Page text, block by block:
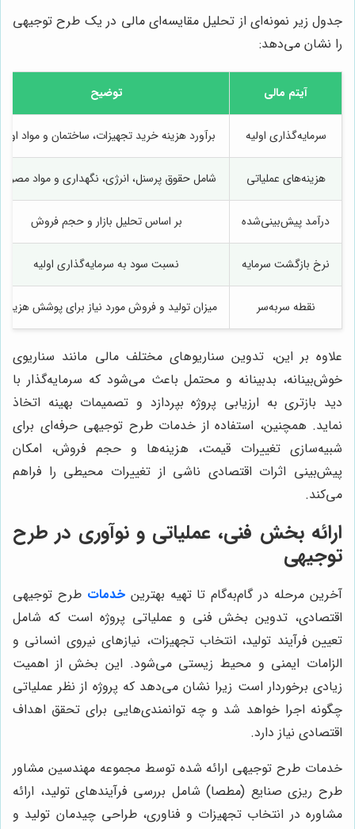
جدول زیر نمونه‌ای از تحلیل مقایسه‌ای مالی در یک طرح توجیهی
را نشان می‌دهد:
آیتم مالی توضیح
سرمایه‌گذاری اولیه برآورد هزینه خرید تجهیزات، ساختمان و مواد
هزینه‌های عملیاتی شامل حقوق پرسنل، انرژی، نگهداری و مواد
درآمد پیش‌بینی‌شده بر اساس تحلیل بازار و حجم فروش
نرخ بازگشت سرمایه نسبت سود به سرمایه‌گذاری اولیه
نقطه سربه‌سر میزان تولید و فروش مورد نیاز برای پوشش
علاوه بر این، تدوین سناریوهای مختلف مالی مانند سناریوی
خوش‌بینانه، بدبینانه و محتمل باعث می‌شود که سرمایه‌گذار با
دید بازتری به ارزیابی پروژه بپردازد و تصمیمات بهینه اتخاذ
نماید. همچنین، استفاده از خدمات طرح توجیهی حرفه‌ای برای
شبیه‌سازی تغییرات قیمت، هزینه‌ها و حجم فروش، امکان
پیش‌بینی اثرات اقتصادی ناشی از تغییرات محیطی را فراهم
می‌کند.
ارائه بخش فنی، عملیاتی و نوآوری در طرح
توجیهی
آخرین مرحله در گام‌به‌گام تا تهیه بهترینخدمات طرح توجیهی
اقتصادی، تدوین بخش فنی و عملیاتی پروژه است که شامل
تعیین فرآیند تولید، انتخاب تجهیزات، نیازهای نیروی انسانی و
الزامات ایمنی و محیط زیستی می‌شود. این بخش از اهمیت
زیادی برخوردار است زیرا نشان می‌دهد که پروژه از نظر عملیاتی
چگونه اجرا خواهد شد و چه توانمندی‌هایی برای تحقق اهداف
اقتصادی نیاز دارد.
خدمات طرح توجیهی ارائه شده توسط مجموعه مهندسین مشاور
طرح ریزی صنایع (مطصا) شامل بررسی فرآیندهای تولید، ارائه
مشاوره در انتخاب تجهیزات و فناوری، طراحی چیدمان تولید و